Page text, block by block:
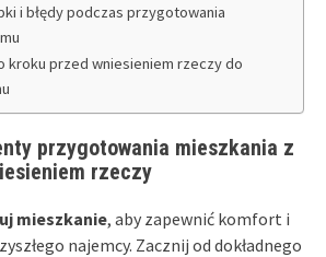
i błędy podczas przygotowania
kroku przed wniesieniem rzeczy do
przygotowania mieszkania z
rzeczy
mieszkanie, aby zapewnić komfort i
najemcy. Zacznij od dokładnego